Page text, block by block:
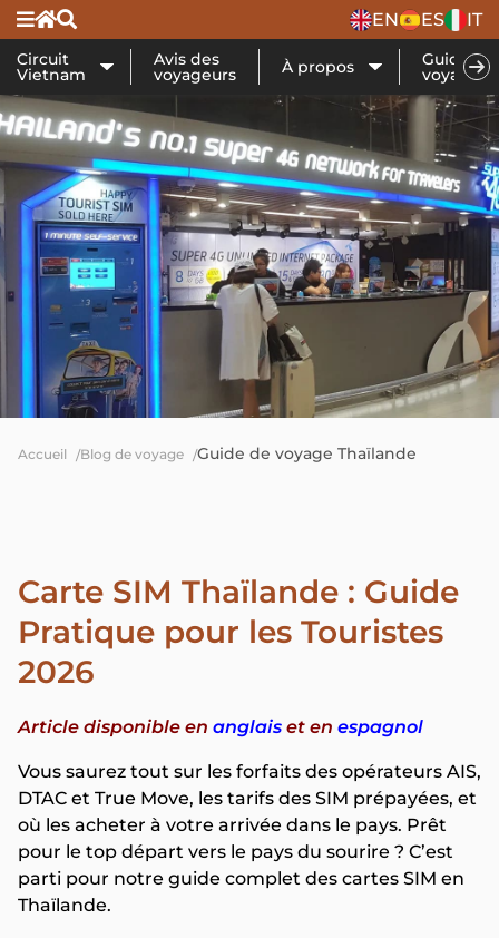
EN ES IT
Circuit
Vietnam
Avis des
voyageurs À propos Guide de
voyage
Accueil Blog de voyage Guide de voyage Thaïlande
Carte SIM Thaïlande : Guide
Pratique pour les Touristes
2026
Article disponible en anglais et en espagnol
Vous saurez tout sur les forfaits des opérateurs AIS,
DTAC et True Move, les tarifs des SIM prépayées, et
où les acheter à votre arrivée dans le pays. Prêt
pour le top départ vers le pays du sourire ? C’est
parti pour notre guide complet des cartes SIM en
Thaïlande.